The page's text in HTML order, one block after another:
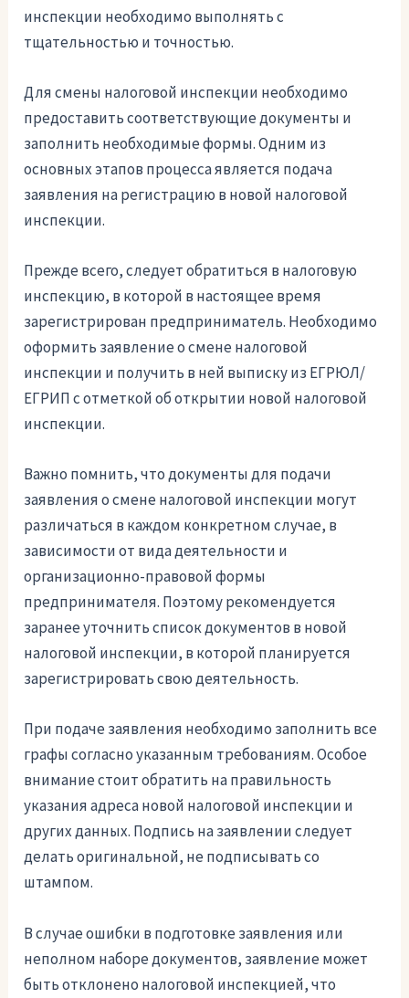
инспекции необходимо выполнять с
тщательностью и точностью.
Для смены налоговой инспекции необходимо
предоставить соответствующие документы и
заполнить необходимые формы. Одним из
основных этапов процесса является подача
заявления на регистрацию в новой налоговой
инспекции.
Прежде всего, следует обратиться в налоговую
инспекцию, в которой в настоящее время
зарегистрирован предприниматель. Необходимо
оформить заявление о смене налоговой
инспекции и получить в ней выписку из ЕГРЮЛ/
ЕГРИП с отметкой об открытии новой налоговой
инспекции.
Важно помнить, что документы для подачи
заявления о смене налоговой инспекции могут
различаться в каждом конкретном случае, в
зависимости от вида деятельности и
организационно-правовой формы
предпринимателя. Поэтому рекомендуется
заранее уточнить список документов в новой
налоговой инспекции, в которой планируется
зарегистрировать свою деятельность.
При подаче заявления необходимо заполнить все
графы согласно указанным требованиям. Особое
внимание стоит обратить на правильность
указания адреса новой налоговой инспекции и
других данных. Подпись на заявлении следует
делать оригинальной, не подписывать со
штампом.
В случае ошибки в подготовке заявления или
неполном наборе документов, заявление может
быть отклонено налоговой инспекцией, что